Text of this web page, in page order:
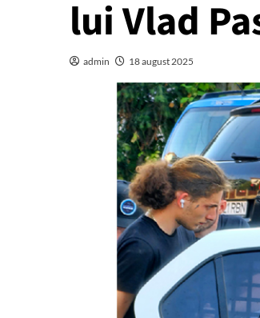
lui Vlad
admin 18 august 2025